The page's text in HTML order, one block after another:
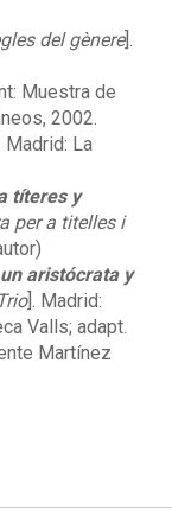
del gènere].
Muestra de
2002.
Madrid: La
títeres y
per a titelles i
aristócrata y
]. Madrid:
Valls; adapt.
Martínez